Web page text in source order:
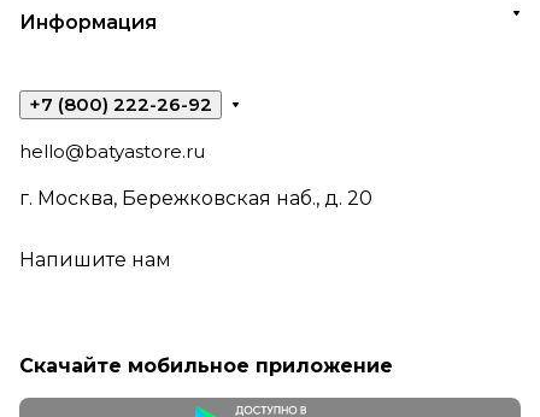
Информация
+7 (800) 222-26-92
hello@batyastore.ru
г. Москва, Бережковская наб., д. 20
Напишите нам
Скачайте мобильное приложение